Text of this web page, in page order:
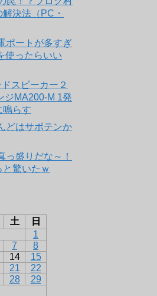
決法（PC・
ポートが多すぎ
使ったらいい
スピーカー２
ジMA200-M 1発
鳴らす
どはサボテンか
っ盛りだな～！
驚いたｗ
土
日
1
7
8
14
15
21
22
28
29